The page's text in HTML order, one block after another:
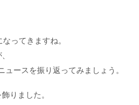
ってきますね。
ースを振り返ってみましょう。
りました。